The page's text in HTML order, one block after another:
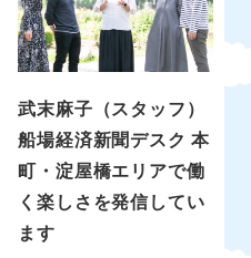
武末麻子（スタッフ）
船場経済新聞デスク 本
町・淀屋橋エリアで働
く楽しさを発信してい
ます